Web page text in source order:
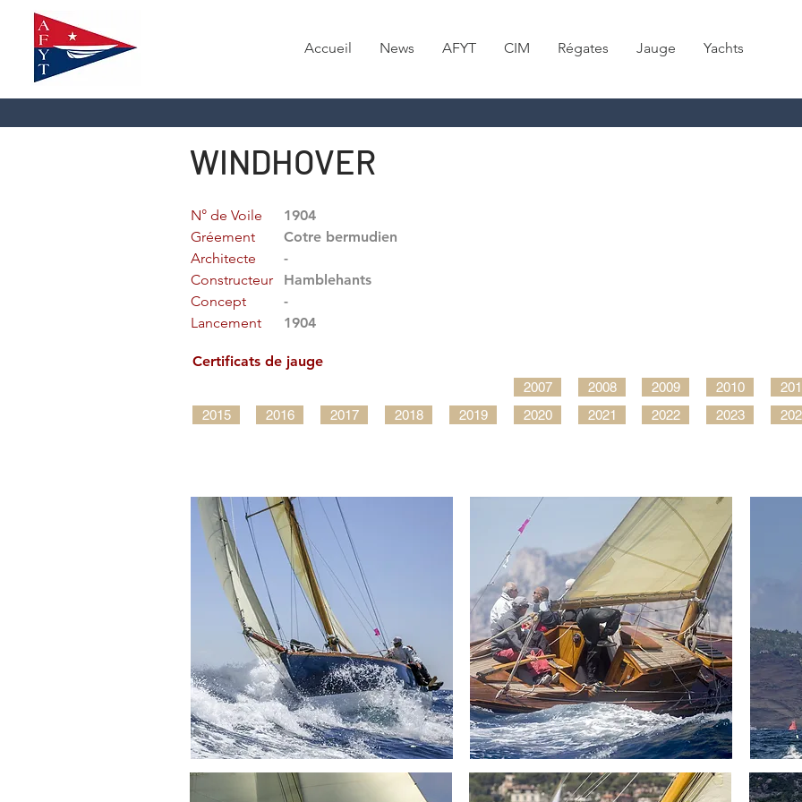
Accueil News AFYT CIM Régates Jauge Yachts
WINDHOVER
N° de Voile
1904
Gréement
Cotre bermudien
Architecte
-
Constructeur
Hamblehants
Concept
-
Lancement
1904
Certificats de jauge
2015 2016 2017 2018 2019
2007
2020
2008
2021
2009
2022
2010
2023